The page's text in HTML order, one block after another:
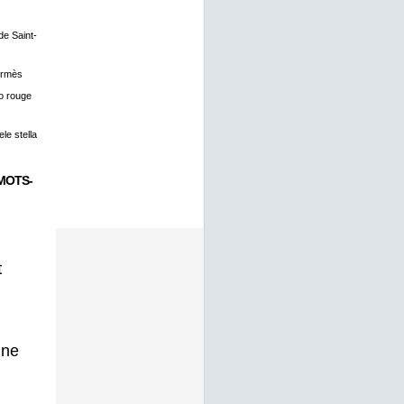
Saint-
rouge
stella